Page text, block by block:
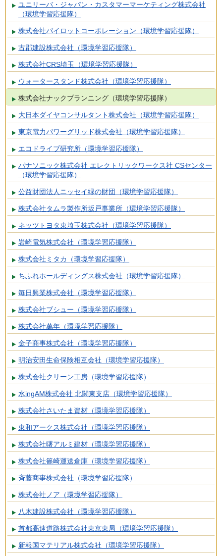
ユニリーバ・ジャパン・カスタマーマーケティング株式会社
（環境学習応援隊）
株式会社パイロットコーポレーション（環境学習応援隊）
古郡建設株式会社（環境学習応援隊）
株式会社CRS埼玉（環境学習応援隊）
ウォータースタンド株式会社（環境学習応援隊）
株式会社ナックプランニング（環境学習応援隊）
大日本ダイヤコンサルタント株式会社（環境学習応援隊）
東京電力パワーグリッド株式会社（環境学習応援隊）
エコドライブ研究所（環境学習応援隊）
パナソニック株式会社 エレクトリックワークス社 CSセンター
（環境学習応援隊）
公益財団法人ニッセイ緑の財団（環境学習応援隊）
株式会社タムラ製作所坂戸事業所（環境学習応援隊）
ネッツトヨタ東埼玉株式会社（環境学習応援隊）
岩崎電気株式会社（環境学習応援隊）
株式会社ミタカ（環境学習応援隊）
ちふれホールディングス株式会社（環境学習応援隊）
毎日興業株式会社（環境学習応援隊）
株式会社ブシュー（環境学習応援隊）
株式会社萬年（環境学習応援隊）
金子商事株式会社（環境学習応援隊）
明治安田生命保険相互会社（環境学習応援隊）
株式会社クリーン工房（環境学習応援隊）
水ingAM株式会社 北関東支店（環境学習応援隊）
株式会社さいたま資材（環境学習応援隊）
東和アークス株式会社（環境学習応援隊）
株式会社曙アルミ建材（環境学習応援隊）
株式会社篠崎運送倉庫（環境学習応援隊）
斉藤商事株式会社（環境学習応援隊）
株式会社ノア（環境学習応援隊）
八木建設株式会社（環境学習応援隊）
首都高速道路株式会社東京東局（環境学習応援隊）
新報国マテリアル株式会社（環境学習応援隊）